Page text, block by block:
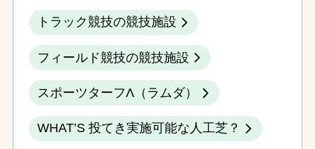
トラック競技の競技施設
フィールド競技の競技施設
スポーツターフΛ（ラムダ）
WHAT’S 投てき実施可能な人工芝？